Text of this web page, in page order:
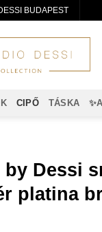
BUDAPEST
CIPŐ TÁSKA
Dessi
platina